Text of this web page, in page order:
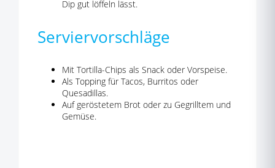
Dip gut löffeln lässt.
Serviervorschläge
Mit Tortilla-Chips als Snack oder Vorspeise.
Als Topping für Tacos, Burritos oder
Quesadillas.
Auf geröstetem Brot oder zu Gegrilltem und
Gemüse.